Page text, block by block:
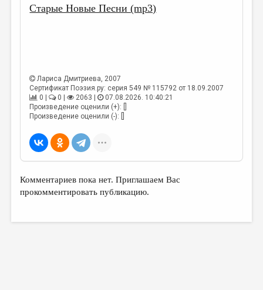
Старые Новые Песни (mp3)
Лариса Дмитриева, 2007
Сертификат Поэзия.ру: серия 549 № 115792 от 18.09.2007
0 |
0 | 2063 |
07.08.2026. 10:40:21
Произведение оценили (+): []
Произведение оценили (-): []
Комментариев пока нет. Приглашаем Вас
прокомментировать публикацию.